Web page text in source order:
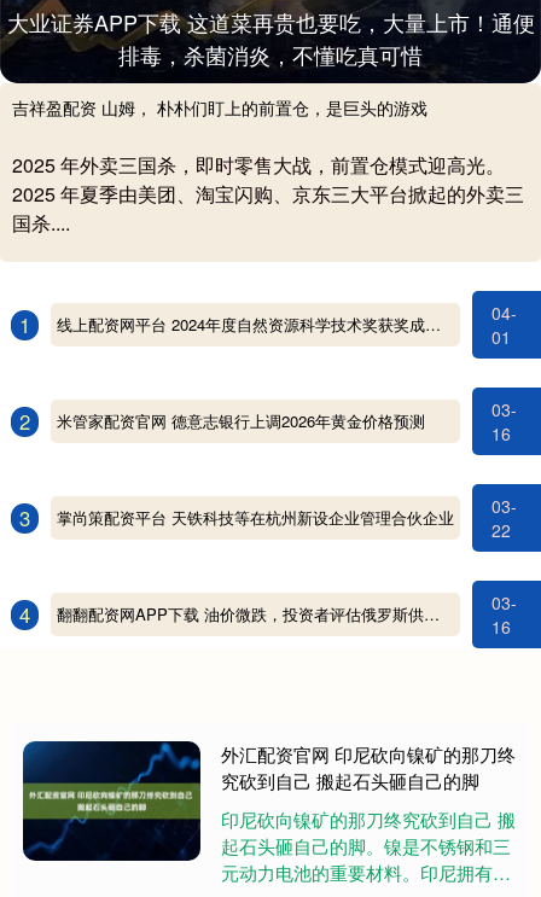
大业证券APP下载 这道菜再贵也要吃，大量上市！通便
排毒，杀菌消炎，不懂吃真可惜
吉祥盈配资 山姆， 朴朴们盯上的前置仓，是巨头的游戏
2025 年外卖三国杀，即时零售大战，前置仓模式迎高光。
2025 年夏季由美团、淘宝闪购、京东三大平台掀起的外卖三
国杀....
1 线上配资网平台 2024年度自然资源科学技术奖获奖成果公布
04-
01
2 米管家配资官网 德意志银行上调2026年黄金价格预测
03-
16
3 掌尚策配资平台 天铁科技等在杭州新设企业管理合伙企业
03-
22
4 翻翻配资网APP下载 油价微跌，投资者评估俄罗斯供应风险
03-
16
外汇配资官网 印尼砍向镍矿的那刀终
究砍到自己 搬起石头砸自己的脚
印尼砍向镍矿的那刀终究砍到自己 搬
起石头砸自己的脚。镍是不锈钢和三
元动力电池的重要材料。印尼拥有全